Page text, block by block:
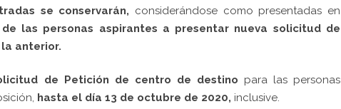
se conservarán, considerándose como presentadas en
las personas aspirantes a presentar nueva solicitud de
anterior.
de Petición de centro de destino para las personas
hasta el día 13 de octubre de 2020, inclusive.